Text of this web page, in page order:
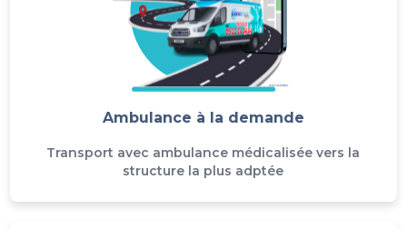
Ambulance à la demande
Transport avec ambulance médicalisée vers la
structure la plus adptée